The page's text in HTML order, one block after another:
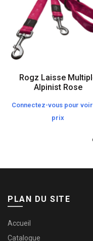
Rogz Laisse
Alpinist Rose
Connectez-vous pour
prix
PLAN DU SITE
Accueil
Catalogue